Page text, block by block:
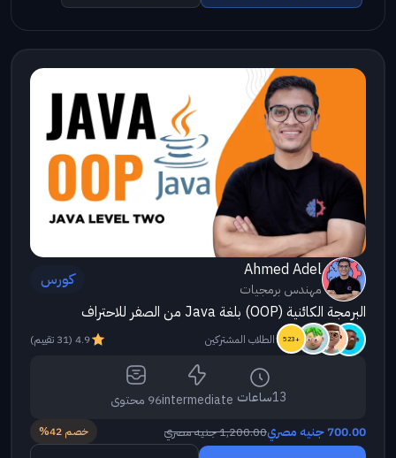
Ahmed Adel
مهندس برمجيات
كورس
البرمجة الكائنية (OOP) بلغة Java من الصفر للاحتراف
4.9 (31 تقييم) 523+ الطلاب المشتركين
96 محتوىintermediate 13ساعات
خصم 42% 700.00 جنيه مصري 1,200.00 جنيه مصري